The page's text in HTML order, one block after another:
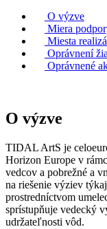
O výzve
Miera
Miesta
Oprávnení
Oprávnené
O výzve
TIDAL ArtS je
Horizon Europe v
vedcov a pobrežné a
na riešenie výziev
prostredníctvom
sprístupňuje vedecký
udržateľnosti vôd.